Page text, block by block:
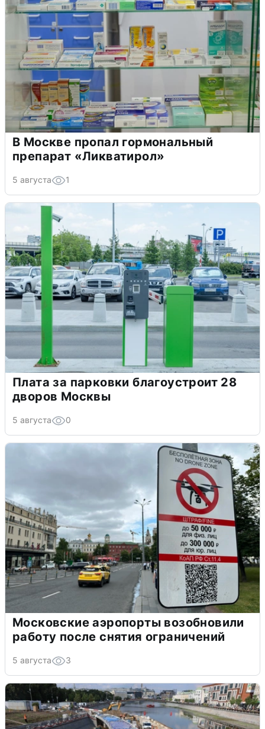
В Москве пропал гормональный
препарат «Ликватирол»
5 августа 1
Плата за парковки благоустроит 28
дворов Москвы
5 августа 0
Московские аэропорты возобновили
работу после снятия ограничений
5 августа 3